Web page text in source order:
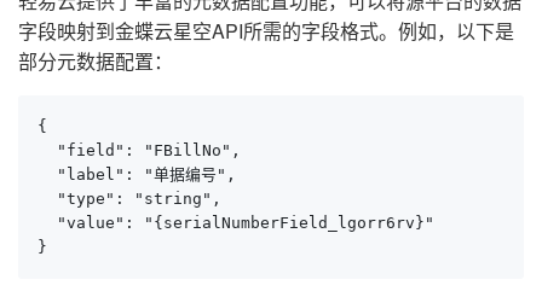
字段映射到金蝶云星空API所需的字段格式。例如，以下是
部分元数据配置：
{
  "field": "FBillNo",
  "label": "单据编号",
  "type": "string",
  "value": "{serialNumberField_lgorr6rv}"
}